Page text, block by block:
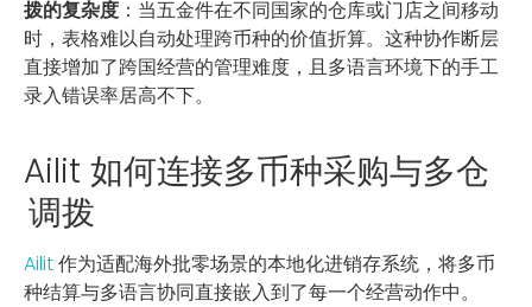
拨的复杂度 ：当五金件在不同国家的仓库或门店之间移动
时，表格难以自动处理跨币种的价值折算。这种协作断层
直接增加了跨国经营的管理难度，且多语言环境下的手工
录入错误率居高不下。
Ailit 如何连接多币种采购与多仓
调拨
Ailit作为适配海外批零场景的本地化进销存系统，将多币
种结算与多语言协同直接嵌入到了每一个经营动作中。